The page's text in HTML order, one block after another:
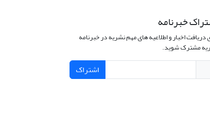
خبرنامه
دریافت اخبار و اطلاعیه های مهم نشریه در خبرنامه
مشترک شوید.
اشتراک